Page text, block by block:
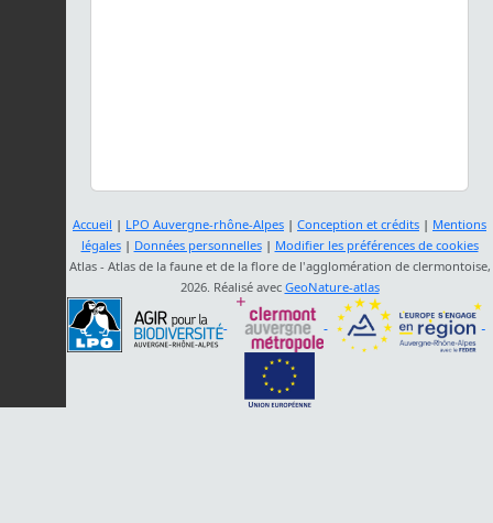
Accueil | LPO Auvergne-rhône-Alpes | Conception et crédits | Mentions
légales| Données personnelles| Modifier les préférences de cookies
Atlas - Atlas de la faune et de la flore de l'agglomération de clermontoise,
2026. Réalisé avec GeoNature-atlas